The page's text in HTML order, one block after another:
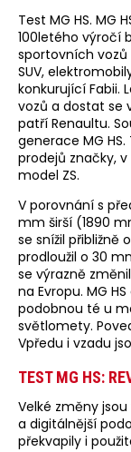
Test MG HS. MG
100letého výročí
sportovních
SUV,
konkurující Fabii.
vozů a dostat se
patří Renaultu.
generace MG
prodejů značky,
model ZS.
V porovnání s
mm širší (1890
se snížil přibližně
prodloužil o 30
se výrazně
na Evropu. MG
podobnou té u
světlomety.
Vpředu i vzadu
TEST MG HS:
Velké změny
a digitálnější
překvapily i